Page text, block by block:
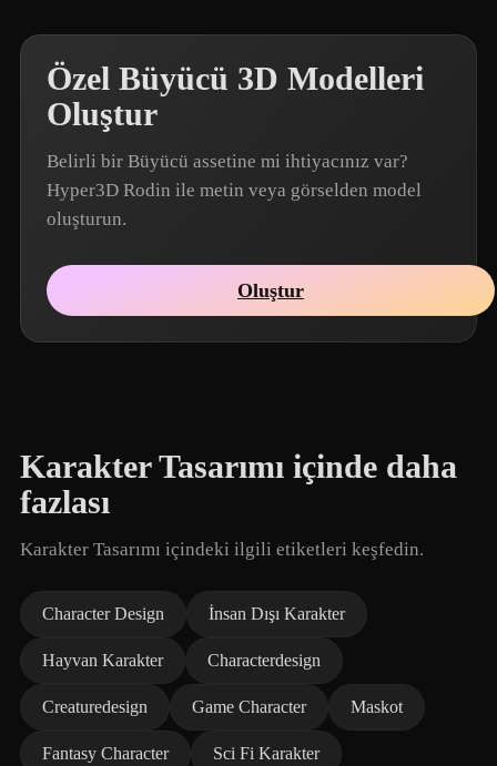
Özel Büyücü 3D Modelleri
Oluştur
Belirli bir Büyücü assetine mi ihtiyacınız var?
Hyper3D Rodin ile metin veya görselden model
oluşturun.
Oluştur
Karakter Tasarımı içinde daha
fazlası
Karakter Tasarımı içindeki ilgili etiketleri keşfedin.
Character Design İnsan Dışı Karakter
Hayvan Karakter Characterdesign
Creaturedesign Game Character Maskot
Fantasy Character Sci Fi Karakter